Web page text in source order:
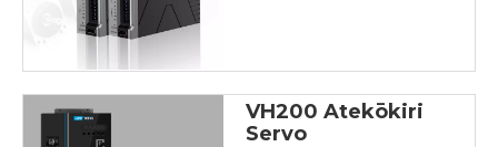
VH200 Atekōkiri
Servo